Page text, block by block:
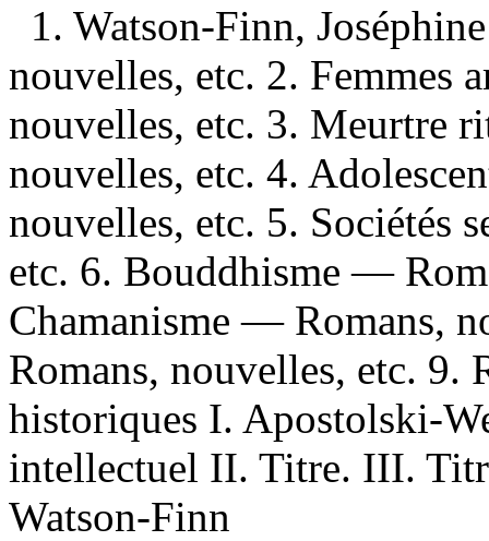
1. Watson-Finn,
nouvelles, etc. 2. Femmes
nouvelles, etc. 3. Meurtre
nouvelles, etc. 4.
nouvelles, etc. 5. Sociétés
etc. 6. Bouddhisme —
Chamanisme — Romans,
Romans, nouvelles, etc. 9.
historiques I. Apostolski-
intellectuel II. Titre. III.
Watson-Finn